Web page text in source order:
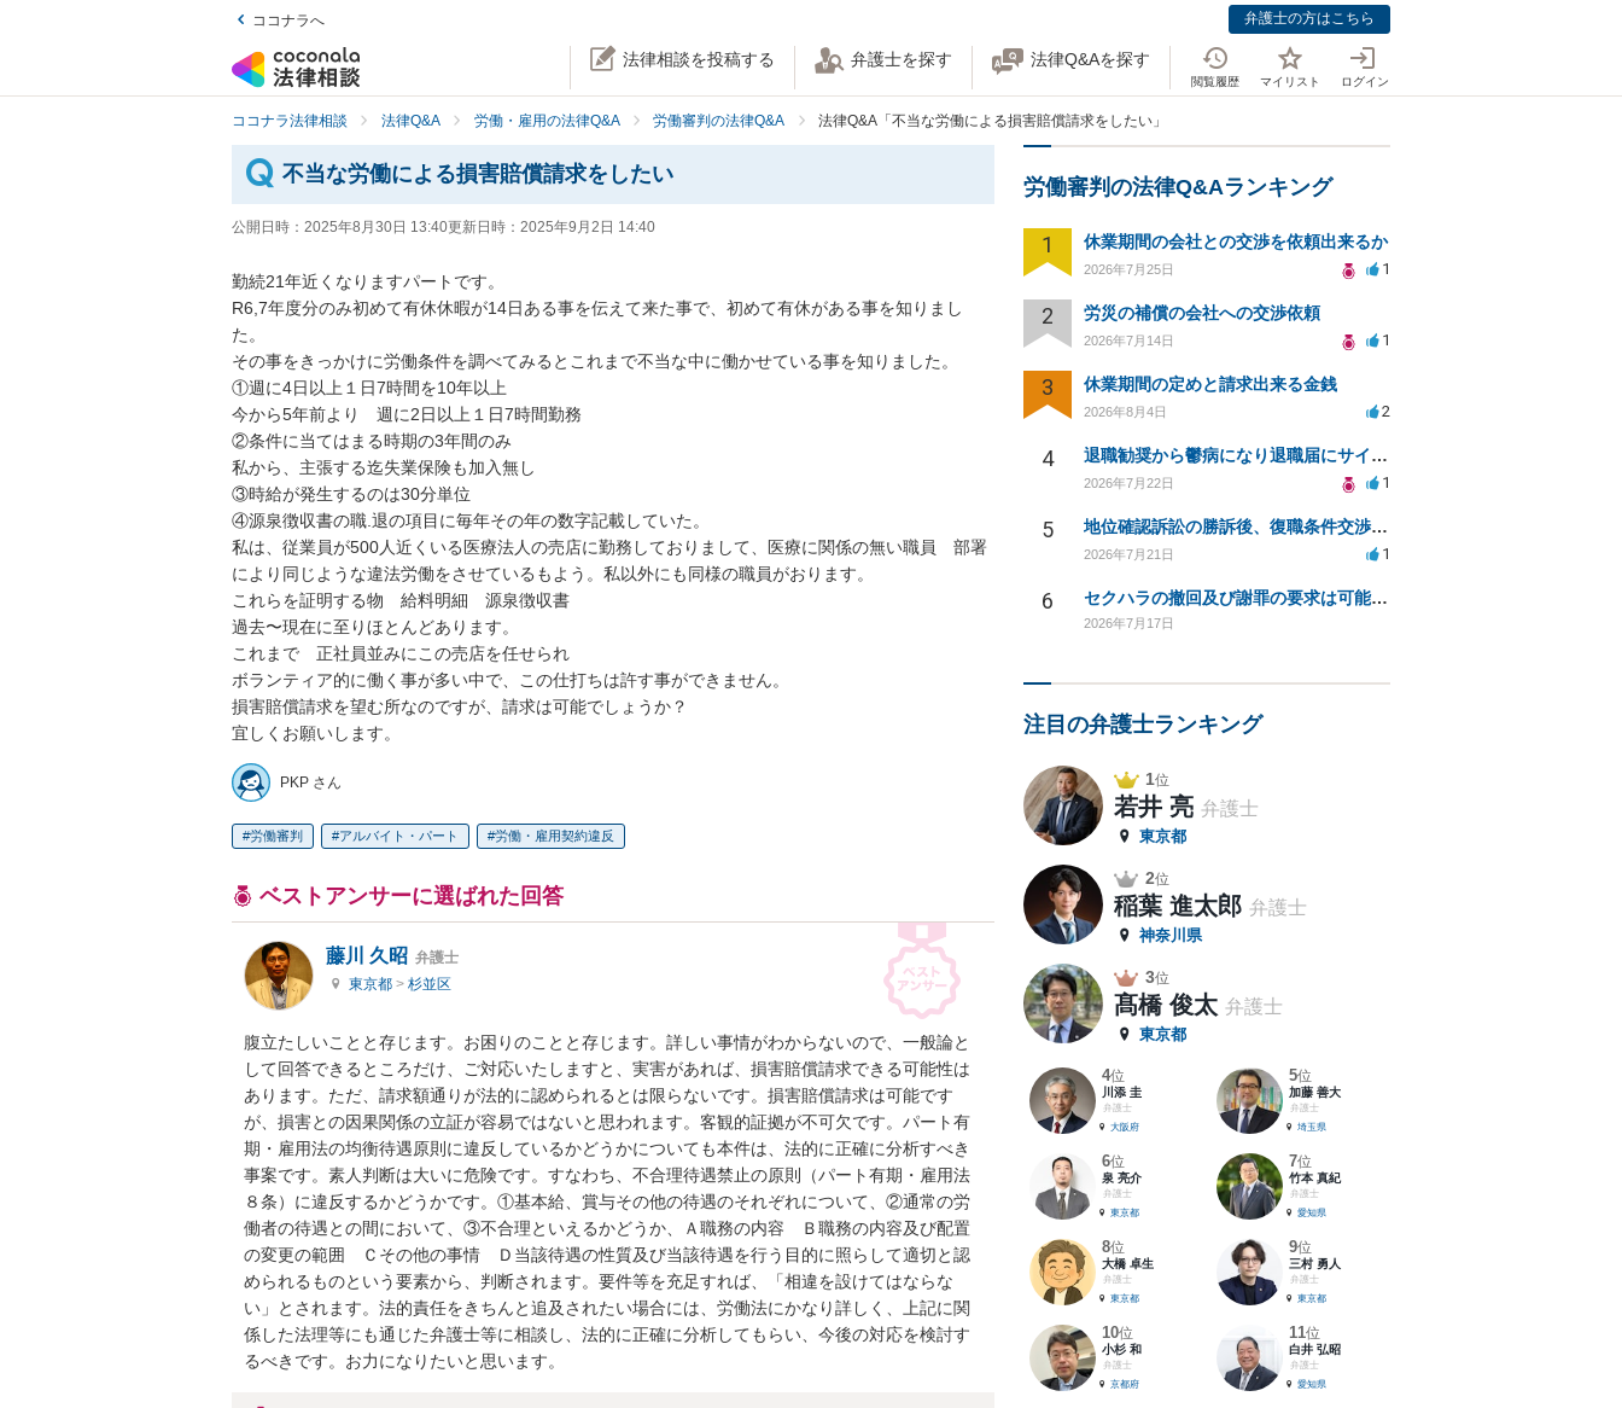
ココナラへ 弁護士の方はこちら
法律相談を投稿する 弁護士を探す 法律Q&Aを探す
閲覧履歴 マイリスト ログイン
ココナラ法律相談 法律Q&A 労働・雇用の法律Q&A 労働審判の法律Q&A 法律Q&A「不当な労働による損害賠償請求をしたい」
不当な労働による損害賠償請求をしたい
公開日時： 2025年8月30日 13:40更新日時： 2025年9月2日 14:40
勤続21年近くなりますパートです。
R6,7年度分のみ初めて有休休暇が14日ある事を伝えて来た事で、初めて有休がある事を知りまし
た。
その事をきっかけに労働条件を調べてみるとこれまで不当な中に働かせている事を知りました。
①週に4日以上１日7時間を10年以上
今から5年前より　週に2日以上１日7時間勤務
②条件に当てはまる時期の3年間のみ
私から、主張する迄失業保険も加入無し
③時給が発生するのは30分単位
④源泉徴収書の職.退の項目に毎年その年の数字記載していた。
私は、従業員が500人近くいる医療法人の売店に勤務しておりまして、医療に関係の無い職員　部署
により同じような違法労働をさせているもよう。私以外にも同様の職員がおります。
これらを証明する物　給料明細　源泉徴収書
過去〜現在に至りほとんどあります。
これまで　正社員並みにこの売店を任せられ
ボランティア的に働く事が多い中で、この仕打ちは許す事ができません。
損害賠償請求を望む所なのですが、請求は可能でしょうか？
宜しくお願いします。
PKP さん
労働審判 アルバイト・パート 労働・雇用契約違反
ベストアンサーに選ばれた回答
藤川 久昭 弁護士
東京都 > 杉並区
腹立たしいことと存じます。お困りのことと存じます。詳しい事情がわからないので、一般論と
して回答できるところだけ、ご対応いたしますと、実害があれば、損害賠償請求できる可能性は
あります。ただ、請求額通りが法的に認められるとは限らないです。損害賠償請求は可能です
が、損害との因果関係の立証が容易ではないと思われます。客観的証拠が不可欠です。パート有
期・雇用法の均衡待遇原則に違反しているかどうかについても本件は、法的に正確に分析すべき
事案です。素人判断は大いに危険です。すなわち、不合理待遇禁止の原則（パート有期・雇用法
８条）に違反するかどうかです。①基本給、賞与その他の待遇のそれぞれについて、②通常の労
働者の待遇との間において、③不合理といえるかどうか、Ａ職務の内容　Ｂ職務の内容及び配置
の変更の範囲　Ｃその他の事情　Ｄ当該待遇の性質及び当該待遇を行う目的に照らして適切と認
められるものという要素から、判断されます。要件等を充足すれば、「相違を設けてはならな
い」とされます。法的責任をきちんと追及されたい場合には、労働法にかなり詳しく、上記に関
係した法理等にも通じた弁護士等に相談し、法的に正確に分析してもらい、今後の対応を検討す
るべきです。お力になりたいと思います。
労働審判の法律Q&Aランキング
1 休業期間の会社との交渉を依頼出来るか
2026年7月25日 1
2 労災の補償の会社への交渉依頼
2026年7月14日 1
3 休業期間の定めと請求出来る金銭
2026年8月4日 2
4 退職勧奨から鬱病になり退職届にサインした
2026年7月22日 1
5 地位確認訴訟の勝訴後、復職条件交渉と嫌がらせ対策について
2026年7月21日 1
6 セクハラの撤回及び謝罪の要求は可能なのかどうか？前提として訴えるつもりはありません。
2026年7月17日
注目の弁護士ランキング
1位
若井 亮 弁護士
東京都
2位
稲葉 進太郎 弁護士
神奈川県
3位
髙橋 俊太 弁護士
東京都
4位
川添 圭
弁護士
大阪府
5位
加藤 善大
弁護士
埼玉県
6位
泉 亮介
弁護士
東京都
7位
竹本 真紀
弁護士
愛知県
8位
大橋 卓生
弁護士
東京都
9位
三村 勇人
弁護士
東京都
10位
小杉 和
弁護士
京都府
11位
白井 弘昭
弁護士
愛知県